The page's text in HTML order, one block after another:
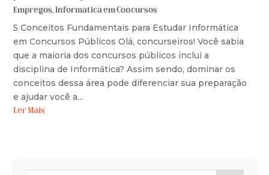
Empregos,Informática em Concursos
5 Conceitos Fundamentais para Estudar Informática
em Concursos Públicos Olá, concurseiros! Você sabia
que a maioria dos concursos públicos inclui a
disciplina de Informática? Assim sendo, dominar os
conceitos dessa área pode diferenciar sua preparação
e ajudar você a...
Ler Mais